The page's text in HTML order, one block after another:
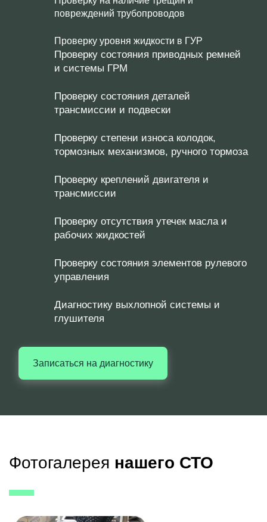
повреждений трубопроводов
Проверку уровня жидкости в ГУР
Проверку состояния приводных ремней
и системы ГРМ
Проверку состояния деталей
трансмиссии и подвески
Проверку степени износа колодок,
тормозных механизмов, ручного тормоза
Проверку креплений двигателя и
трансмиссии
Проверку отсутствия утечек масла и
рабочих жидкостей
Проверку состояния элементов рулевого
управления
Диагностику выхлопной системы и
глушителя
Записаться на диагностику
Фотогалерея нашего СТО